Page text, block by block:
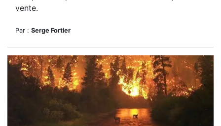
vente.
Par : Serge Fortier